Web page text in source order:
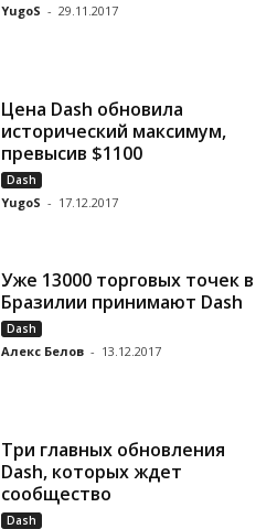
YugoS - 29.11.2017
Цена Dash обновила
исторический максимум,
превысив $1100
Dash
YugoS - 17.12.2017
Уже 13000 торговых точек в
Бразилии принимают Dash
Dash
Алекс Белов - 13.12.2017
Три главных обновления
Dash, которых ждет
сообщество
Dash